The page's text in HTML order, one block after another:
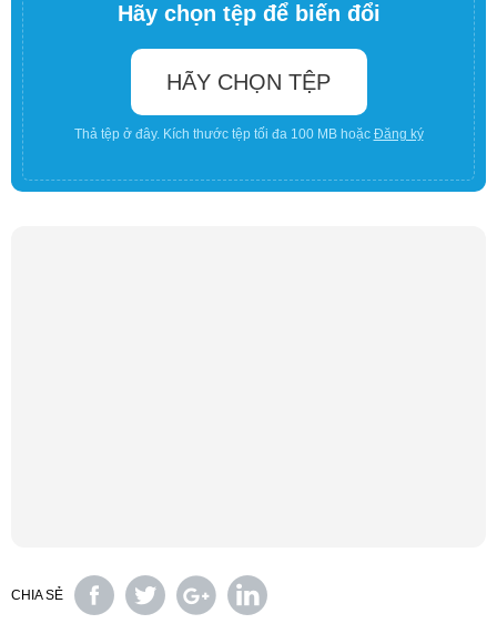
Hãy chọn tệp để biến đổi
HÃY CHỌN TỆP
Thả tệp ở đây. Kích thước tệp tối đa 100 MB hoặc Đăng ký
CHIA SẺ